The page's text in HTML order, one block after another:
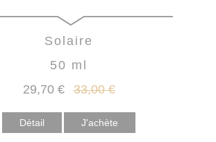
Solaire
50 ml
29,70 € 33,00 €
Détail